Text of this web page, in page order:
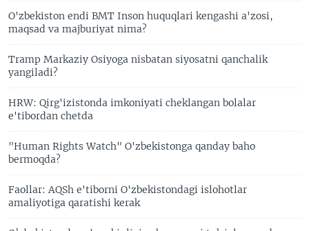
O'zbekiston endi BMT Inson huquqlari kengashi a'zosi,
maqsad va majburiyat nima?
Tramp Markaziy Osiyoga nisbatan siyosatni qanchalik
yangiladi?
HRW: Qirg'izistonda imkoniyati cheklangan bolalar
e'tibordan chetda
"Human Rights Watch" O'zbekistonga qanday baho
bermoqda?
Faollar: AQSh e'tiborni O'zbekistondagi islohotlar
amaliyotiga qaratishi kerak